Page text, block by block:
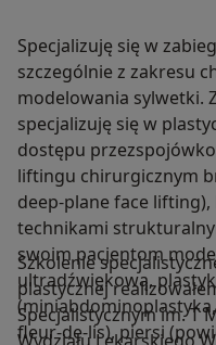
Specjalizuję się w
szczególnie z zakresu
modelowania sylwetki.
specjalizuję się w
dostępu
liftingu chirurgicznym
deep-plane face lifting), liftingu
technikami
swoim pacjentom
ultradźwiękową,
fleur-de-lis), piersi
Szkolenie
plastycznej
Specjalistycznym im. T